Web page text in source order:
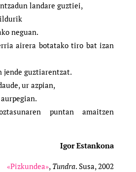
landare guztiei,
neguan.
airera botatako tiro bat izan
jende guztiarentzat.
ur azpian,
puntan amaitzen
Igor Estankona
«Pizkundea», Tundra. Susa, 2002